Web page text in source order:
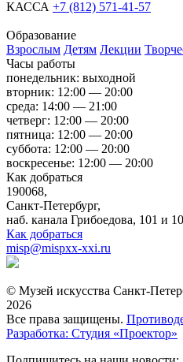
КАССА +7 (812) 571-41-57
Образование
Взрослым Детям Лекции
Часы работы
понедельник: выходной
вторник: 12:00 — 20:00
среда: 14:00 — 21:00
четверг: 12:00 — 20:00
пятница: 12:00 — 20:00
суббота: 12:00 — 20:00
воскресенье: 12:00 — 20:00
Как добраться
190068,
Санкт-Петербург,
наб. канала Грибоедова, 101 и
Как добраться
misp@mispxx-xxi.ru
© Музей искусства Санкт-
2026
Все права защищены.
Разработка: Студия «Проектор»